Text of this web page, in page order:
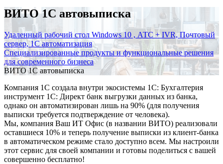
ВИТО 1С автовыписка
Удаленный рабочий стол Windows 10 , АТС + IVR, Почтовый
сервер, 1С автоматизация
Специализированные продукты и функциональные решения
для современного бизнеса
ВИТО 1С автовыписка
Компания 1С создала внутри экосистемы 1С: Бухгалтерия
инструмент 1С: Директ банк выгрузки данных из банка,
однако он автоматизирован лишь на 90% (для получения
выписки требуется подтверждение от человека).
Мы, компания Ваш ИТ Офис (в названии ВИТО) реализовали
оставшиеся 10% и теперь получение выписки из клиент-банка
в автоматическом режиме стало доступно всем. Мы настроили
этот сервис для своей компании и готовы поделиться с вашей
совершенно бесплатно!